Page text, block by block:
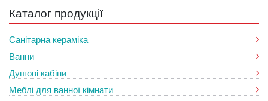
Каталог продукції
Санітарна кераміка
Ванни
Душові кабіни
Меблі для ванної кімнати